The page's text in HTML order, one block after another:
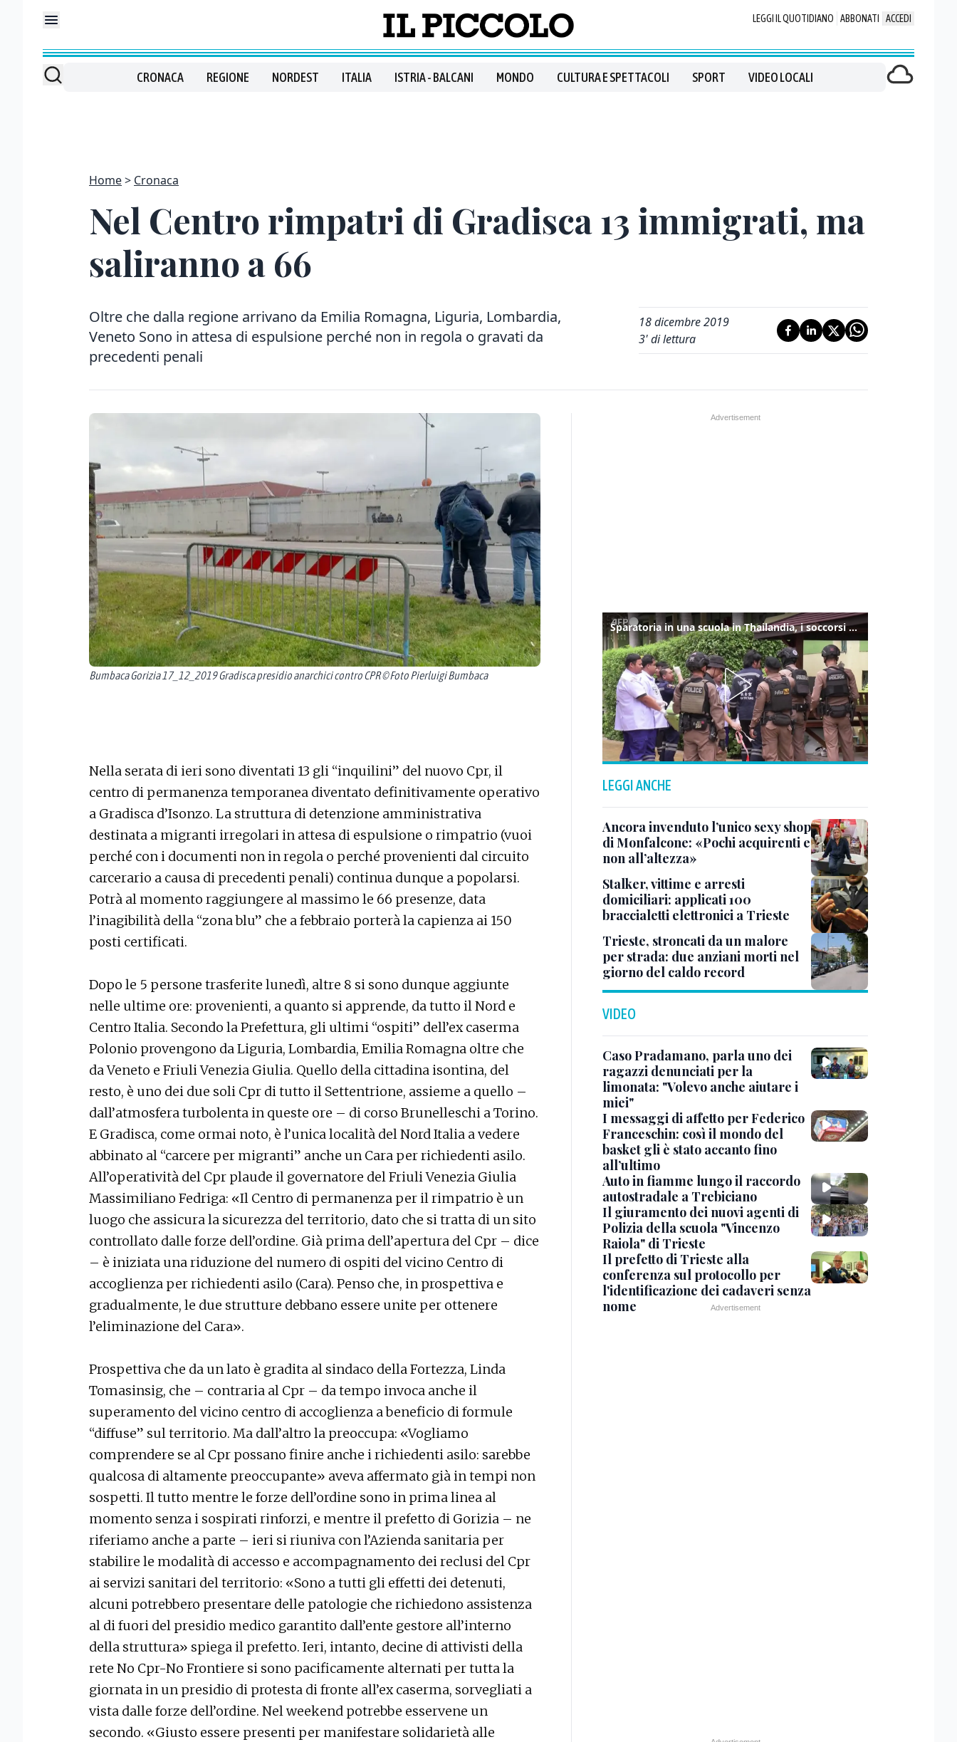
LEGGI IL QUOTIDIANO ABBONATI ACCEDI
CRONACA REGIONE NORDEST ITALIA ISTRIA - BALCANI MONDO CULTURA E SPETTACOLI SPORT VIDEO LOCALI
Home Cronaca
Nel Centro rimpatri di Gradisca 13 immigrati, ma
saliranno a 66
Oltre che dalla regione arrivano da Emilia Romagna, Liguria, Lombardia,
Veneto Sono in attesa di espulsione perché non in regola o gravati da
precedenti penali
18 dicembre 2019
3' di lettura
Bumbaca Gorizia 17_12_2019 Gradisca presidio anarchici contro CPR © Foto Pierluigi Bumbaca
Nella serata di ieri sono diventati 13 gli “inquilini” del nuovo Cpr, il
centro di permanenza temporanea diventato definitivamente operativo
a Gradisca d’Isonzo. La struttura di detenzione amministrativa
destinata a migranti irregolari in attesa di espulsione o rimpatrio (vuoi
perché con i documenti non in regola o perché provenienti dal circuito
carcerario a causa di precedenti penali) continua dunque a popolarsi.
Potrà al momento raggiungere al massimo le 66 presenze, data
l’inagibilità della “zona blu” che a febbraio porterà la capienza ai 150
posti certificati.
Dopo le 5 persone trasferite lunedì, altre 8 si sono dunque aggiunte
nelle ultime ore: provenienti, a quanto si apprende, da tutto il Nord e
Centro Italia. Secondo la Prefettura, gli ultimi “ospiti” dell’ex caserma
Polonio provengono da Liguria, Lombardia, Emilia Romagna oltre che
da Veneto e Friuli Venezia Giulia. Quello della cittadina isontina, del
resto, è uno dei due soli Cpr di tutto il Settentrione, assieme a quello –
dall’atmosfera turbolenta in queste ore – di corso Brunelleschi a Torino.
E Gradisca, come ormai noto, è l’unica località del Nord Italia a vedere
abbinato al “carcere per migranti” anche un Cara per richiedenti asilo.
All’operatività del Cpr plaude il governatore del Friuli Venezia Giulia
Massimiliano Fedriga: «Il Centro di permanenza per il rimpatrio è un
luogo che assicura la sicurezza del territorio, dato che si tratta di un sito
controllato dalle forze dell’ordine. Già prima dell’apertura del Cpr – dice
– è iniziata una riduzione del numero di ospiti del vicino Centro di
accoglienza per richiedenti asilo (Cara). Penso che, in prospettiva e
gradualmente, le due strutture debbano essere unite per ottenere
l’eliminazione del Cara».
Prospettiva che da un lato è gradita al sindaco della Fortezza, Linda
Tomasinsig, che – contraria al Cpr – da tempo invoca anche il
superamento del vicino centro di accoglienza a beneficio di formule
“diffuse” sul territorio. Ma dall’altro la preoccupa: «Vogliamo
comprendere se al Cpr possano finire anche i richiedenti asilo: sarebbe
qualcosa di altamente preoccupante» aveva affermato già in tempi non
sospetti. Il tutto mentre le forze dell’ordine sono in prima linea al
momento senza i sospirati rinforzi, e mentre il prefetto di Gorizia – ne
riferiamo anche a parte – ieri si riuniva con l’Azienda sanitaria per
stabilire le modalità di accesso e accompagnamento dei reclusi del Cpr
ai servizi sanitari del territorio: «Sono a tutti gli effetti dei detenuti,
alcuni potrebbero presentare delle patologie che richiedono assistenza
al di fuori del presidio medico garantito dall’ente gestore all’interno
della struttura» spiega il prefetto. Ieri, intanto, decine di attivisti della
rete No Cpr-No Frontiere si sono pacificamente alternati per tutta la
giornata in un presidio di protesta di fronte all’ex caserma, sorvegliati a
vista dalle forze dell’ordine. Nel weekend potrebbe esservene un
secondo. «Giusto essere presenti per manifestare solidarietà alle
Sparatoria in una scuola in Thailandia, i soccorsi sul posto
LEGGI ANCHE
Ancora invenduto l’unico sexy shop
di Monfalcone: «Pochi acquirenti e
non all’altezza»
Stalker, vittime e arresti
domiciliari: applicati 100
braccialetti elettronici a Trieste
Trieste, stroncati da un malore
per strada: due anziani morti nel
giorno del caldo record
VIDEO
Caso Pradamano, parla uno dei
ragazzi denunciati per la
limonata: "Volevo anche aiutare i
miei"
I messaggi di affetto per Federico
Franceschin: così il mondo del
basket gli è stato accanto fino
all’ultimo
Auto in fiamme lungo il raccordo
autostradale a Trebiciano
Il giuramento dei nuovi agenti di
Polizia della scuola "Vincenzo
Raiola" di Trieste
Il prefetto di Trieste alla
conferenza sul protocollo per
l'identificazione dei cadaveri senza
nome